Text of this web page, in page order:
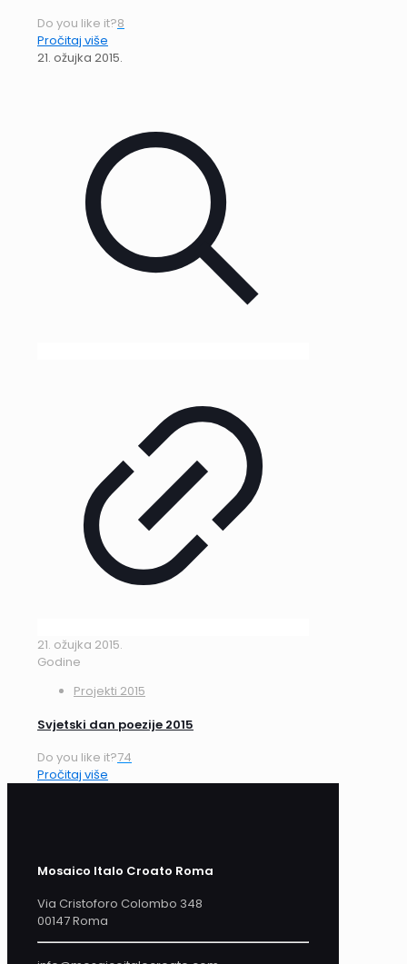
Do you like it?8
Pročitaj više
21. ožujka 2015.
21. ožujka 2015.
Godine
Projekti 2015
Svjetski dan poezije 2015
Do you like it?74
Pročitaj više
Mosaico Italo Croato Roma
Via Cristoforo Colombo 348
00147 Roma